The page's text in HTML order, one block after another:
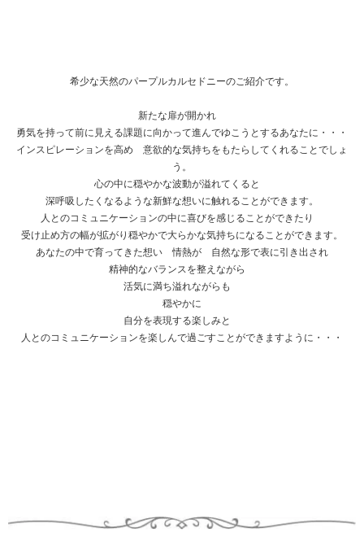
希少な天然のパープルカルセドニーのご紹介です。
新たな扉が開かれ
勇気を持って前に見える課題に向かって進んでゆこうとするあなたに・・・
インスピレーションを高め 意欲的な気持ちをもたらしてくれることでしょ
う。
心の中に穏やかな波動が溢れてくると
深呼吸したくなるような新鮮な想いに触れることができます。
人とのコミュニケーションの中に喜びを感じることができたり
受け止め方の幅が拡がり穏やかで大らかな気持ちになることができます。
あなたの中で育ってきた想い 情熱が 自然な形で表に引き出され
精神的なバランスを整えながら
活気に満ち溢れながらも
穏やかに
自分を表現する楽しみと
人とのコミュニケーションを楽しんで過ごすことができますように・・・